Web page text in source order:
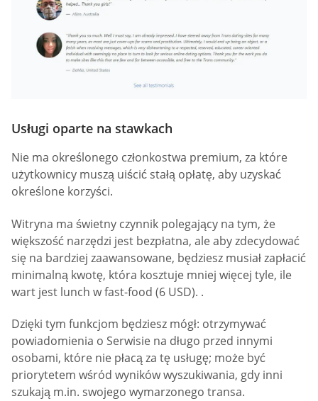
Usługi oparte na stawkach
Nie ma określonego członkostwa premium, za które
użytkownicy muszą uiścić stałą opłatę, aby uzyskać
określone korzyści.
Witryna ma świetny czynnik polegający na tym, że
większość narzędzi jest bezpłatna, ale aby zdecydować
się na bardziej zaawansowane, będziesz musiał zapłacić
minimalną kwotę, która kosztuje mniej więcej tyle, ile
wart jest lunch w fast-food (6 USD). .
Dzięki tym funkcjom będziesz mógł: otrzymywać
powiadomienia o Serwisie na długo przed innymi
osobami, które nie płacą za tę usługę; może być
priorytetem wśród wyników wyszukiwania, gdy inni
szukają m.in. swojego wymarzonego transa.